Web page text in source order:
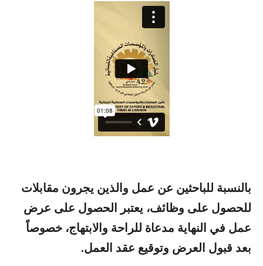
بالنسبة للباحثين عن عمل والذين يجرون مقابلات
للحصول على وظائف، يعتبر الحصول على عرض
عمل في النهاية مدعاة للراحة والابتهاج، خصوصاً
بعد قبول العرض وتوقيع عقد العمل.